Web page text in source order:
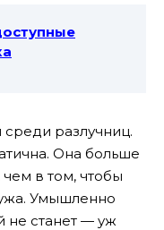
разлучниц.
Она больше
в том, чтобы
Умышленно
не станет — уж